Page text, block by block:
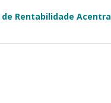
Rentabilidade Acentra